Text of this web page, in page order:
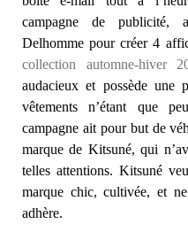
campagne de publicité,
Delhomme pour créer 4
collection automne-hiver
audacieux et possède une
vêtements n’étant que
campagne ait pour but de
marque de Kitsuné, qui
telles attentions. Kitsuné
marque chic, cultivée, et
adhère.